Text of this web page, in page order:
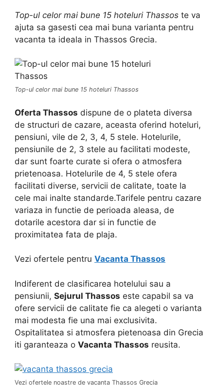
Top-ul celor mai bune 15 hoteluri Thassos te va
ajuta sa gasesti cea mai buna varianta pentru
vacanta ta ideala in Thassos Grecia.
Top-ul celor mai bune 15 hoteluri Thassos
Oferta Thassos dispune de o plateta diversa
de structuri de cazare, aceasta oferind hoteluri,
pensiuni, vile de 2, 3, 4, 5 stele. Hotelurile,
pensiunile de 2, 3 stele au facilitati modeste,
dar sunt foarte curate si ofera o atmosfera
prietenoasa. Hotelurile de 4, 5 stele ofera
facilitati diverse, servicii de calitate, toate la
cele mai inalte standarde.Tarifele pentru cazare
variaza in functie de perioada aleasa, de
dotarile acestora dar si in functie de
proximitatea fata de plaja.
Vezi ofertele pentru Vacanta Thassos
Indiferent de clasificarea hotelului sau a
pensiunii, Sejurul Thassos este capabil sa va
ofere servicii de calitate fie ca alegeti o varianta
mai modesta fie una mai exclusivita.
Ospitalitatea si atmosfera pietenoasa din Grecia
iti garanteaza o Vacanta Thassos reusita.
Vezi ofertele noastre de vacanta Thassos Grecia